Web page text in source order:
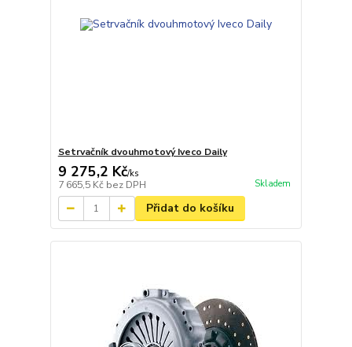
Setrvačník dvouhmotový Iveco Daily
9 275,2 Kč/ks
7 665,5 Kč bez DPH Skladem
Přidat do košíku